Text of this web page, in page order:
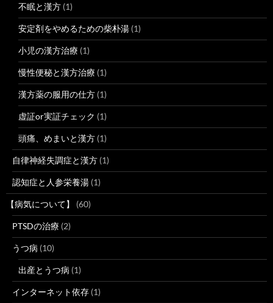
不眠と漢方 (1)
安定剤をやめるための柴朴湯 (1)
小児の漢方治療 (1)
慢性便秘と漢方治療 (1)
漢方薬の服用の仕方 (1)
虚証or実証チェック (1)
頭痛、めまいと漢方 (1)
自律神経失調症と漢方 (1)
認知症と人参栄養湯 (1)
【病気について】 (60)
PTSDの治療 (2)
うつ病 (10)
出産とうつ病 (1)
インターネット依存 (1)